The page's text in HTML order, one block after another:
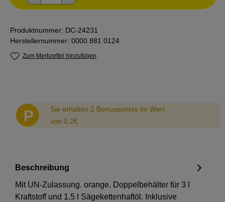
Produktnummer: DC-24231
Herstellernummer: 0000 881 0124
Zum Merkzettel hinzufügen
P
Sie erhalten 2 Bonuspunkte im Wert
von 0.2€
Beschreibung
Mit UN-Zulassung. orange. Doppelbehälter für 3 l
Kraftstoff und 1.5 l Sägekettenhaftöl. Inklusive